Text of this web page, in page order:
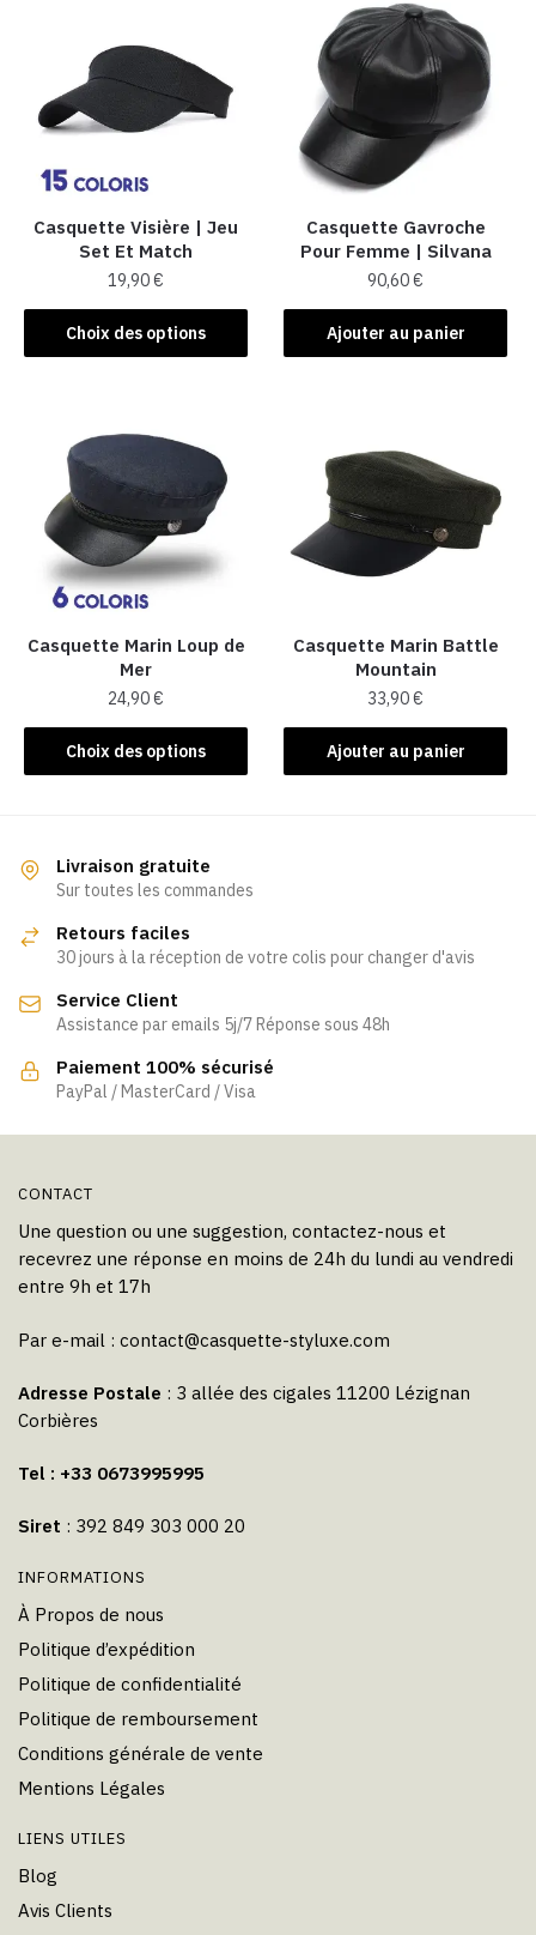
Casquette Visière | Jeu
Set Et Match
19,90€
Choix des options
Ce
produit
variations.
options
peuvent
être
choisies
sur
la
page
du
produit
Casquette Gavroche
Pour Femme​ | Silvana
90,60€
Ajouter au panier
Casquette Marin Loup de
Mer
24,90€
Choix des options
Ce
produit
variations.
Les
peuvent
choisies
sur
la
page
Casquette Marin Battle
Mountain
33,90€
Ajouter au panier
Livraison gratuite
Sur toutes les commandes
Retours faciles
30 jours à la réception de votre colis pour changer d'avis
Service Client
Assistance par emails 5j/7 Réponse sous 48h
Paiement 100% sécurisé
PayPal / MasterCard / Visa
CONTACT
Une question ou une suggestion, contactez-nous et
recevrez une réponse en moins de 24h du lundi au vendredi
entre 9h et 17h
Par e-mail : contact@casquette-styluxe.com
Adresse Postale : 3 allée des cigales 11200 Lézignan
Corbières
Tel : +33 0673995995
Siret : 392 849 303 000 20
INFORMATIONS
À Propos de nous
Politique d’expédition
Politique de confidentialité
Politique de remboursement
Conditions générale de vente
Mentions Légales
LIENS UTILES
Blog
Avis Clients